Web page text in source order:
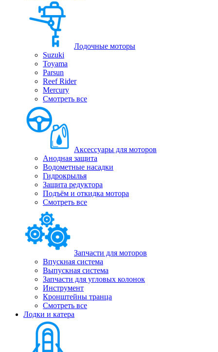
Лодочные моторы
Suzuki
Toyama
Parsun
Reef Rider
Mercury
Смотреть все
Аксессуары для моторов
Анодная защита
Водометные насадки
Гидрокрылья
Защита редуктора
Подъём и откидка мотора
Смотреть все
Запчасти для моторов
Впускная система
Выпускная система
Запчасти для угловых колонок
Инструмент
Кронштейны транца
Смотреть все
Лодки и катера